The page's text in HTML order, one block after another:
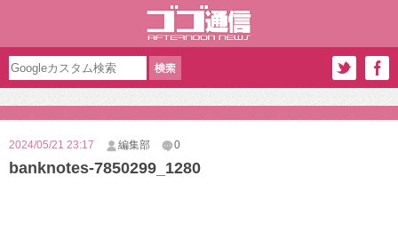
2024/05/21 23:17 編集部 0
banknotes-7850299_1280